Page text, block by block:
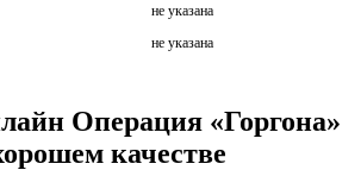
не указана
не указана
Операция «Горгона»
качестве